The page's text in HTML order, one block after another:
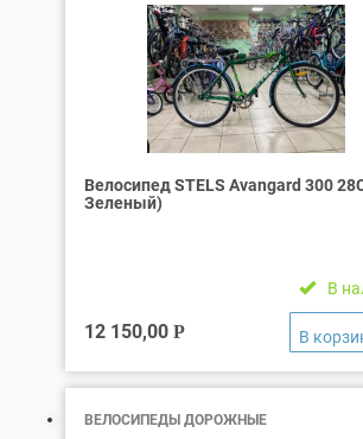
Велосипед STELS Avangard 300
Зеленый)
В
12 150,00 Р
ВЕЛОСИПЕДЫ ДОРОЖНЫЕ